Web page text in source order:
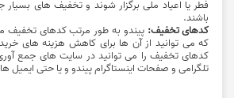
فطر یا اعیاد ملی برگزار شوند و تخفیف‌ های بسیار
باشند.
کدهای تخفیف:پیندو به طور مرتب کدهای تخفیف
که می ‌توانید از آن‌ ها برای کاهش هزینه‌ های
کدهای تخفیف را می ‌توانید در سایت ‌های جمع
تلگرامی و صفحات اینستاگرام پیندو و یا حتی ایمیل